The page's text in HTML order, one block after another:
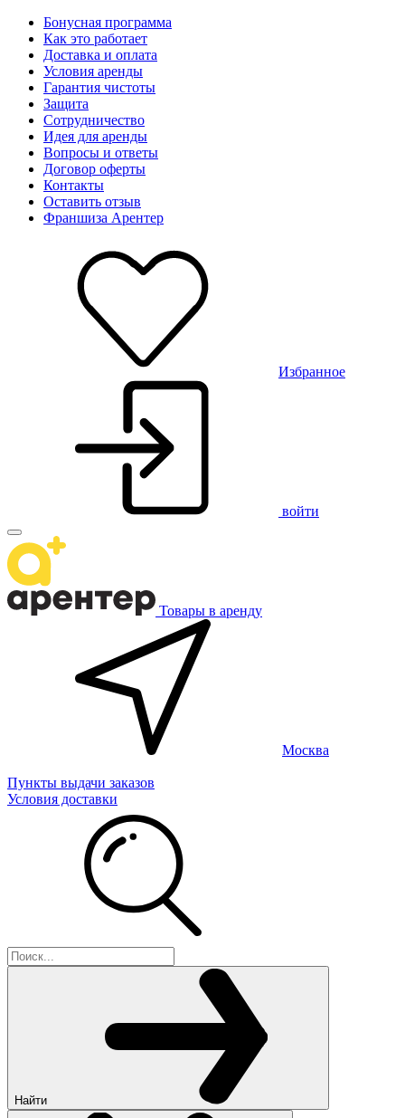
Бонусная программа
Как это работает
Доставка и оплата
Условия аренды
Гарантия чистоты
Защита
Сотрудничество
Идея для аренды
Вопросы и ответы
Договор оферты
Контакты
Оставить отзыв
Франшиза Арентер
Избранное
войти
Товары в аренду
Москва
Пункты выдачи заказов
Условия доставки
Найти